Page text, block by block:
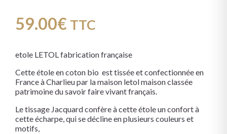
59.00€ TTC
etole LETOL fabrication française
Cette étole en coton bio est tissée et confectionnée en
France à Charlieu par la maison letol maison classée
patrimoine du savoir faire vivant français.
Le tissage Jacquard confère à cette étole un confort à
cette écharpe, qui se décline en plusieurs couleurs et
motifs,